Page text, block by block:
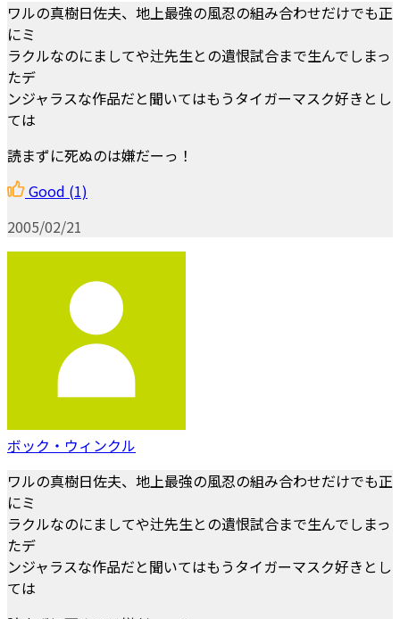
ワルの真樹日佐夫、地上最強の風忍の組み合わせだけでも正
にミ
ラクルなのにましてや辻先生との遺恨試合まで生んでしまっ
たデ
ンジャラスな作品だと聞いてはもうタイガーマスク好きとし
ては
読まずに死ぬのは嫌だーっ！
Good (1)
2005/02/21
ボック・ウィンクル
ワルの真樹日佐夫、地上最強の風忍の組み合わせだけでも正
にミ
ラクルなのにましてや辻先生との遺恨試合まで生んでしまっ
たデ
ンジャラスな作品だと聞いてはもうタイガーマスク好きとし
ては